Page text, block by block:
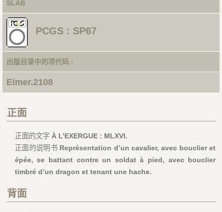
SLAB
PCGS : SP67
出版目录中的项代码 :
Eimer.2108
正面
正面的文字 À L’EXERGUE : MLXVI.
正面的说明书 Représentation d’un cavalier, avec bouclier et
épée, se battant contre un soldat à pied, avec bouclier
timbré d’un dragon et tenant une hache.
背面